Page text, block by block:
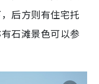
后方则有住宅托
石滩景色可以参